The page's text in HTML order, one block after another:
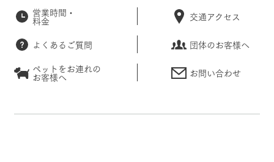
営業時間・
料金 交通アクセス
よくあるご質問
団体のお客様へ
ペットをお連れの
お客様へ お問い合わせ